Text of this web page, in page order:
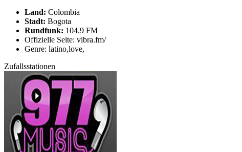
Land: Colombia
Stadt: Bogota
Rundfunk: 104.9 FM
Offizielle Seite: vibra.fm/
Genre: latino,love,
Zufallsstationen